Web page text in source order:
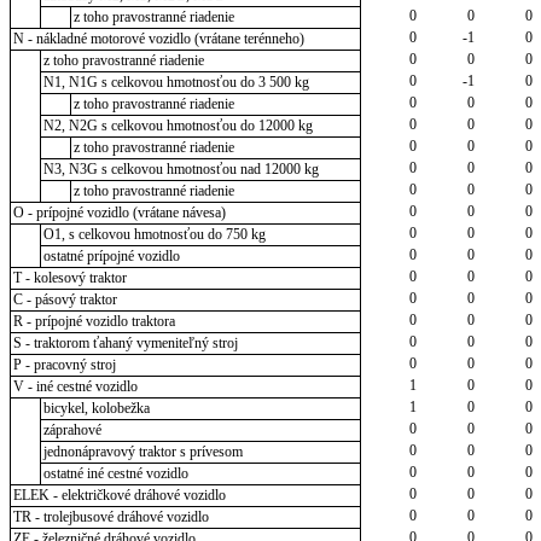
z toho pravostranné riadenie
0 0 0
N - nákladné motorové vozidlo (vrátane terénneho)
0 -1 0
z toho pravostranné riadenie
0 0 0
N1, N1G s celkovou hmotnosťou do 3 500 kg
0 -1 0
z toho pravostranné riadenie
0 0 0
N2, N2G s celkovou hmotnosťou do 12000 kg
0 0 0
z toho pravostranné riadenie
0 0 0
N3, N3G s celkovou hmotnosťou nad 12000 kg
0 0 0
z toho pravostranné riadenie
0 0 0
O - prípojné vozidlo (vrátane návesa)
0 0 0
O1, s celkovou hmotnosťou do 750 kg
0 0 0
ostatné prípojné vozidlo
0 0 0
T - kolesový traktor
0 0 0
C - pásový traktor
0 0 0
R - prípojné vozidlo traktora
0 0 0
S - traktorom ťahaný vymeniteľný stroj
0 0 0
P - pracovný stroj
0 0 0
V - iné cestné vozidlo
1 0 0
bicykel, kolobežka
1 0 0
záprahové
0 0 0
jednonápravový traktor s prívesom
0 0 0
ostatné iné cestné vozidlo
0 0 0
ELEK - električkové dráhové vozidlo
0 0 0
TR - trolejbusové dráhové vozidlo
0 0 0
0 0 0